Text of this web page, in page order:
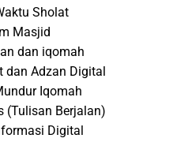
Sholat
Masjid
dan iqomah
dan Adzan Digital
Iqomah
(Tulisan Berjalan)
Digital